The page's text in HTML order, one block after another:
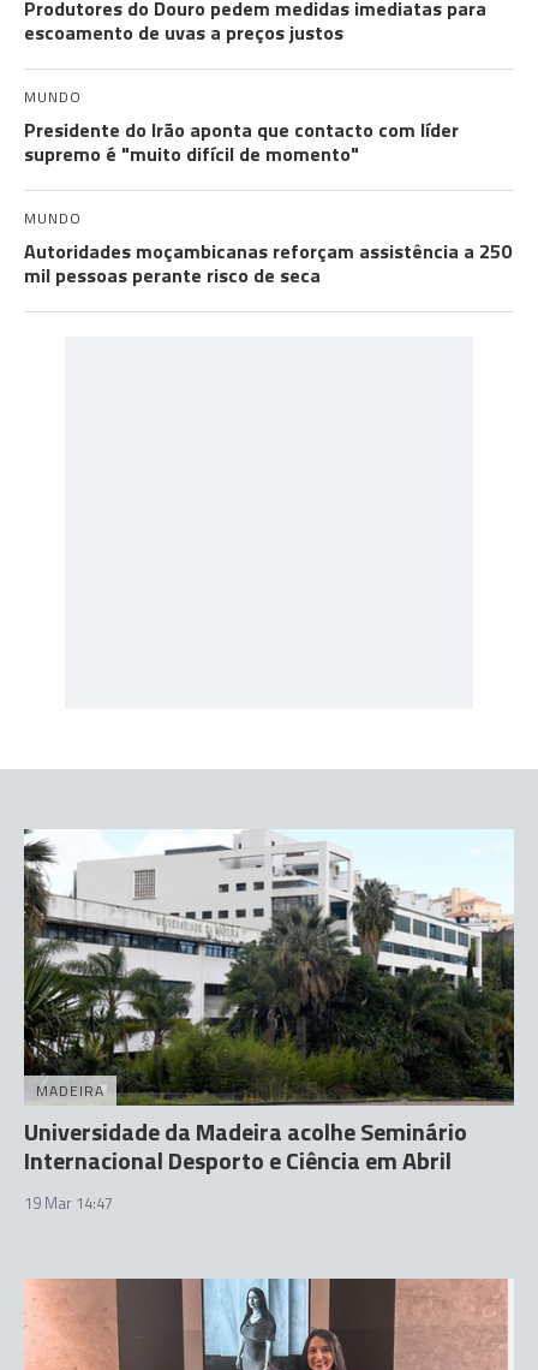
Produtores do Douro pedem medidas imediatas para
escoamento de uvas a preços justos
MUNDO
Presidente do Irão aponta que contacto com líder
supremo é "muito difícil de momento"
MUNDO
Autoridades moçambicanas reforçam assistência a 250
mil pessoas perante risco de seca
MADEIRA
Universidade da Madeira acolhe Seminário
Internacional Desporto e Ciência em Abril
19 Mar 14:47